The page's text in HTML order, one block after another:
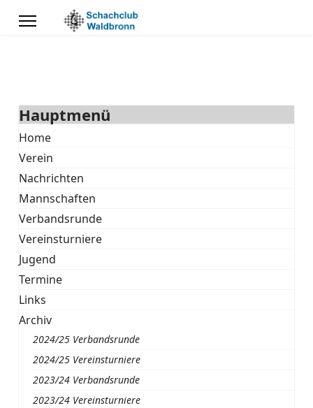
Hauptmenü
Home
Verein
Nachrichten
Mannschaften
Verbandsrunde
Vereinsturniere
Jugend
Termine
Links
Archiv
2024/25 Verbandsrunde
2024/25 Vereinsturniere
2023/24 Verbandsrunde
2023/24 Vereinsturniere